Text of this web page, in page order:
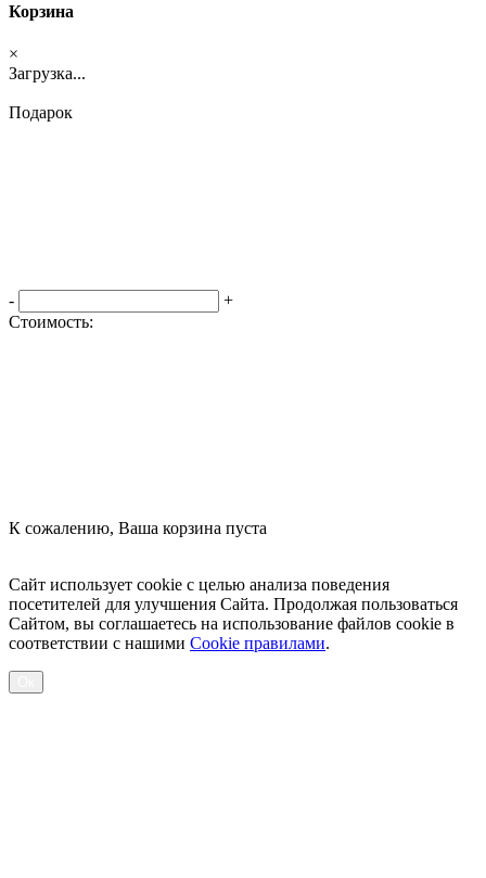
Корзина
×
Загрузка...
Подарок
-
+
Стоимость:
К сожалению, Ваша корзина пуста
Сайт использует cookie с целью анализа поведения
посетителей для улучшения Сайта. Продолжая пользоваться
Сайтом, вы соглашаетесь на использование файлов cookie в
соответствии с нашими Cookiе правилами.